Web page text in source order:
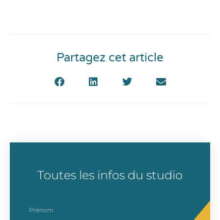
Partagez cet article
Toutes les infos du studio